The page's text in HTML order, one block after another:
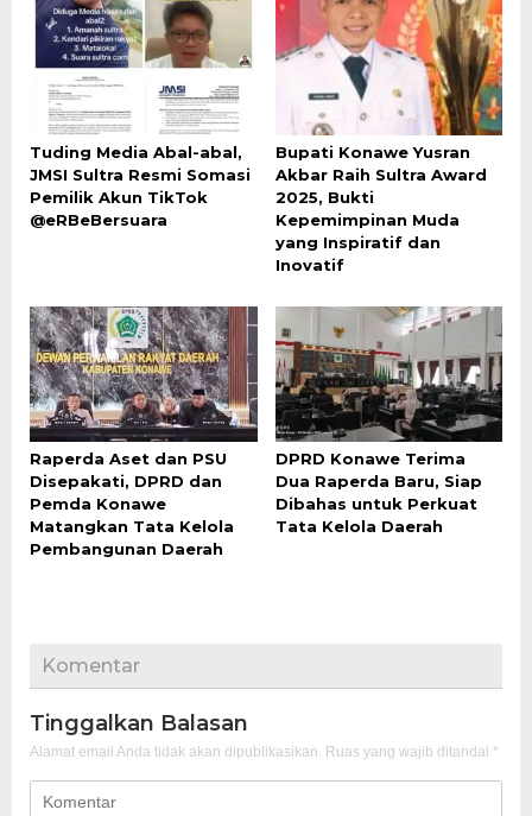
Tuding Media Abal-abal,
JMSI Sultra Resmi Somasi
Pemilik Akun TikTok
@eRBeBersuara
Bupati Konawe Yusran
Akbar Raih Sultra Award
2025, Bukti
Kepemimpinan Muda
yang Inspiratif dan
Inovatif
Raperda Aset dan PSU
Disepakati, DPRD dan
Pemda Konawe
Matangkan Tata Kelola
Pembangunan Daerah
DPRD Konawe Terima
Dua Raperda Baru, Siap
Dibahas untuk Perkuat
Tata Kelola Daerah
Komentar
Tinggalkan Balasan
Alamat email Anda tidak akan dipublikasikan. Ruas yang wajib ditandai *